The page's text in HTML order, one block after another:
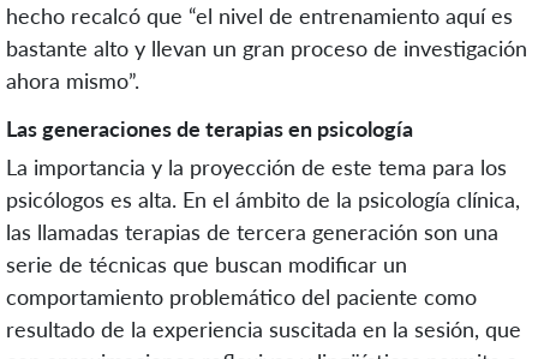
hecho recalcó que “el nivel de entrenamiento aquí es
bastante alto y llevan un gran proceso de investigación
ahora mismo”.
Las generaciones de terapias en psicología
La importancia y la proyección de este tema para los
psicólogos es alta. En el ámbito de la psicología clínica,
las llamadas terapias de tercera generación son una
serie de técnicas que buscan modificar un
comportamiento problemático del paciente como
resultado de la experiencia suscitada en la sesión, que